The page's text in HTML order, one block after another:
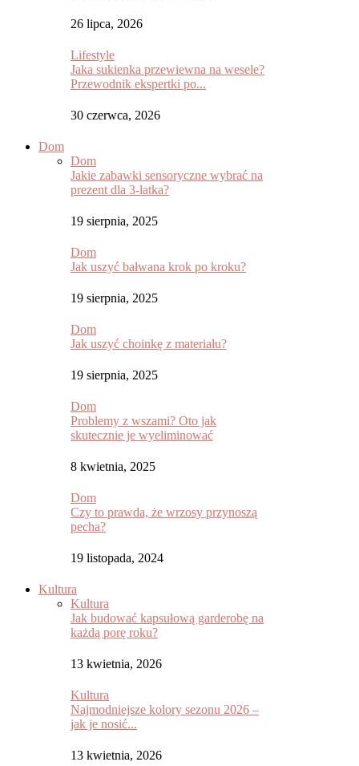
26 lipca, 2026
Lifestyle
Jaka sukienka przewiewna na wesele?
Przewodnik ekspertki po...
30 czerwca, 2026
Dom
Dom
Jakie zabawki sensoryczne wybrać na
prezent dla 3-latka?
19 sierpnia, 2025
Dom
Jak uszyć bałwana krok po kroku?
19 sierpnia, 2025
Dom
Jak uszyć choinkę z materiału?
19 sierpnia, 2025
Dom
Problemy z wszami? Oto jak
skutecznie je wyeliminować
8 kwietnia, 2025
Dom
Czy to prawda, że wrzosy przynoszą
pecha?
19 listopada, 2024
Kultura
Kultura
Jak budować kapsułową garderobę na
każdą porę roku?
13 kwietnia, 2026
Kultura
Najmodniejsze kolory sezonu 2026 –
jak je nosić...
13 kwietnia, 2026